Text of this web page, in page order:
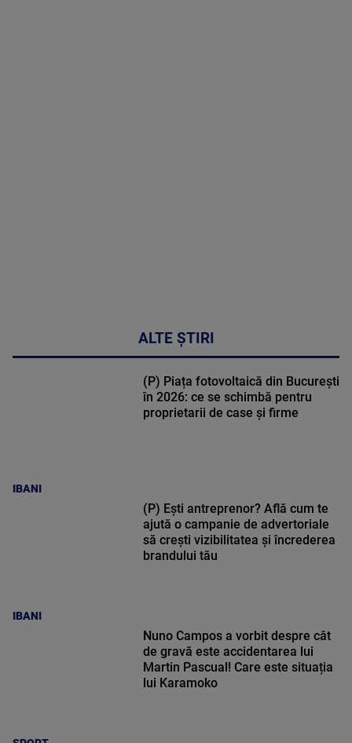
ALTE ȘTIRI
IBANI
(P) Piața fotovoltaică din București
în 2026: ce se schimbă pentru
proprietarii de case și firme
IBANI
(P) Ești antreprenor? Află cum te
ajută o campanie de advertoriale
să crești vizibilitatea și încrederea
brandului tău
Nuno Campos a vorbit despre cât
de gravă este accidentarea lui
Martin Pascual! Care este situația
lui Karamoko